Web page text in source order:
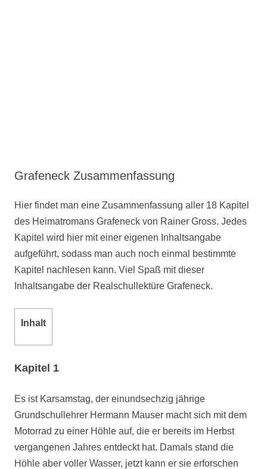
Grafeneck Zusammenfassung
Hier findet man eine Zusammenfassung aller 18 Kapitel
des Heimatromans Grafeneck von Rainer Gross. Jedes
Kapitel wird hier mit einer eigenen Inhaltsangabe
aufgeführt, sodass man auch noch einmal bestimmte
Kapitel nachlesen kann. Viel Spaß mit dieser
Inhaltsangabe der Realschullektüre Grafeneck.
Inhalt
Kapitel 1
Es ist Karsamstag, der einundsechzig jährige
Grundschullehrer Hermann Mauser macht sich mit dem
Motorrad zu einer Höhle auf, die er bereits im Herbst
vergangenen Jahres entdeckt hat. Damals stand die
Höhle aber voller Wasser, jetzt kann er sie erforschen